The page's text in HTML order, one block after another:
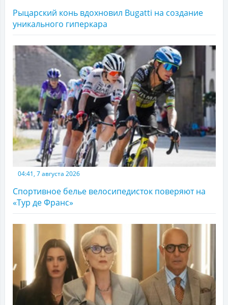
Рыцарский конь вдохновил Bugatti на создание
уникального гиперкара
04:41, 7 августа 2026
Спортивное белье велосипедисток поверяют на
«Тур де Франс»